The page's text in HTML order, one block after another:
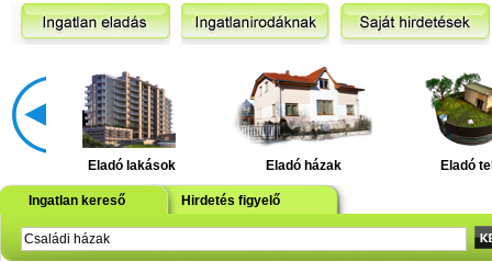
Eladó lakások Eladó házak Eladó
Ingatlan kereső Hirdetés figyelő